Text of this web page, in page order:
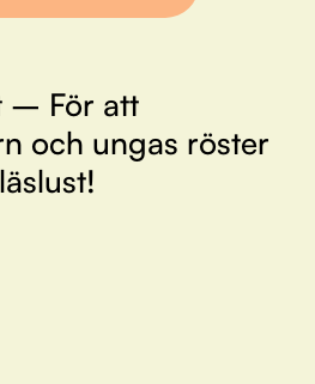
– För att
och ungas röster